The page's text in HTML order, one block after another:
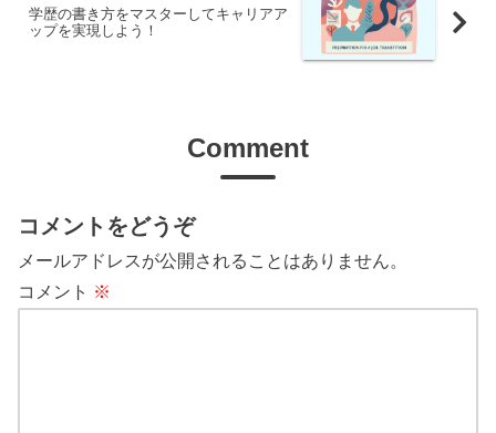
学歴の書き方をマスターしてキャリアア
ップを実現しよう！
Comment
コメントをどうぞ
メールアドレスが公開されることはありません。
コメント ※